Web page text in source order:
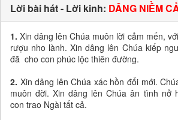
Lời bài hát - Lời kinh: DÂNG NIỀM
1.Xin dâng lên Chúa muôn lời cảm mến,
rượu nho lành. Xin dâng lên Chúa kiếp
đã cho con phúc lộc thiên đường.
2. Xin dâng lên Chúa xác hồn đổi mới.
muôn đời. Xin dâng lên Chúa ân tình nở
con trao Ngài tất cả.